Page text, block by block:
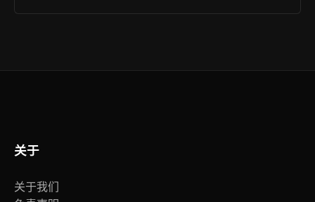
快速对话图标。
关于
关于我们